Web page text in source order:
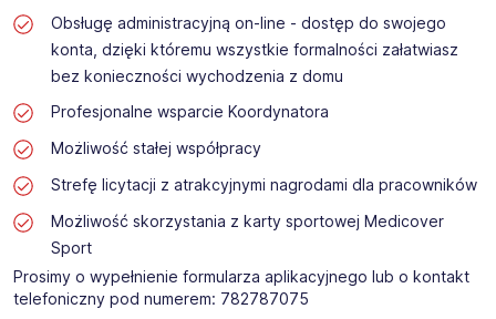
Obsługę administracyjną on-line - dostęp do swojego
konta, dzięki któremu wszystkie formalności załatwiasz
bez konieczności wychodzenia z domu
Profesjonalne wsparcie Koordynatora
Możliwość stałej współpracy
Strefę licytacji z atrakcyjnymi nagrodami dla pracowników
Możliwość skorzystania z karty sportowej Medicover
Sport
Prosimy o wypełnienie formularza aplikacyjnego lub o kontakt
telefoniczny pod numerem: 782787075​